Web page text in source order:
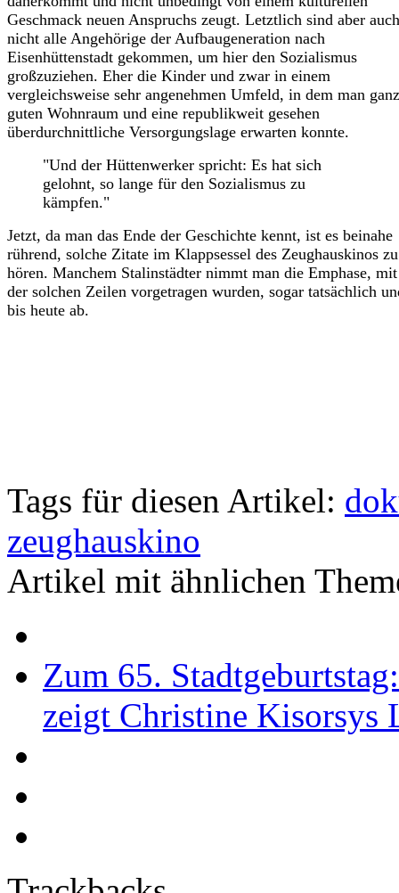
Geschmack neuen Anspruchs zeugt. Letztlich sind aber auch
nicht alle Angehörige der Aufbaugeneration nach
Eisenhüttenstadt gekommen, um hier den Sozialismus
großzuziehen. Eher die Kinder und zwar in einem
vergleichsweise sehr angenehmen Umfeld, in dem man ganz
guten Wohnraum und eine republikweit gesehen
überdurchnittliche Versorgungslage erwarten konnte.
"Und der Hüttenwerker spricht: Es hat sich
gelohnt, so lange für den Sozialismus zu
kämpfen."
Jetzt, da man das Ende der Geschichte kennt, ist es beinahe
rührend, solche Zitate im Klappsessel des Zeughauskinos zu
hören. Manchem Stalinstädter nimmt man die Emphase, mit
der solchen Zeilen vorgetragen wurden, sogar tatsächlich
bis heute ab.
Tags für diesen Artikel:
zeughauskino
Artikel mit ähnlichen
Zum 65.
zeigt Christine Kisorsys